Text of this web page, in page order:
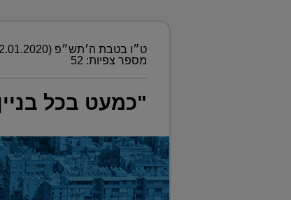
ט״ו בטבת ה׳תש״פ (12.01.2020)
מספר צפיות: 52
"כמעט בכל